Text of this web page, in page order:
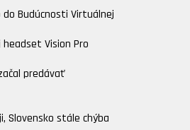
Budúcnosti Virtuálnej
Vision Pro
predávať
Slovensko stále chýba